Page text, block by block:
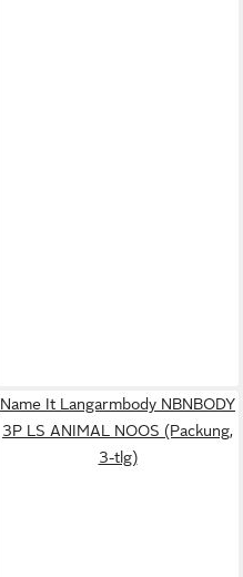
Name It Langarmbody NBNBODY
3P LS ANIMAL NOOS (Packung,
3-tlg)